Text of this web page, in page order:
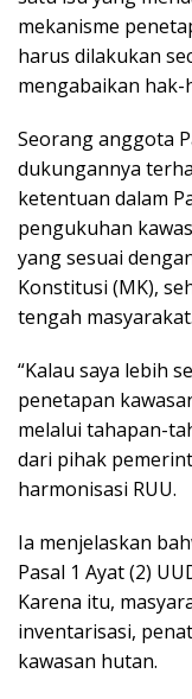
mekanisme
harus dilakukan
mengabaikan hak-
Seorang anggota
dukungannya
ketentuan dalam
pengukuhan
yang sesuai
Konstitusi (MK),
tengah masyarakat.
“Kalau saya lebih
penetapan
melalui tahapan-
dari pihak
harmonisasi RUU.
Ia menjelaskan
Pasal 1 Ayat (2)
Karena itu,
inventarisasi,
kawasan hutan.